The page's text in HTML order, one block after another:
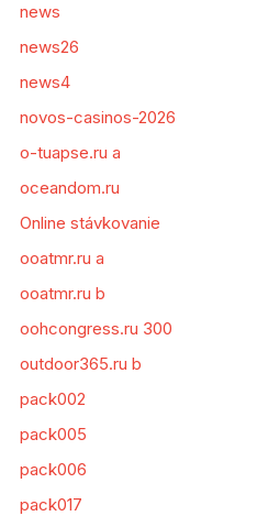
news
news26
news4
novos-casinos-2026
o-tuapse.ru a
oceandom.ru
Online stávkovanie
ooatmr.ru a
ooatmr.ru b
oohcongress.ru 300
outdoor365.ru b
pack002
pack005
pack006
pack017